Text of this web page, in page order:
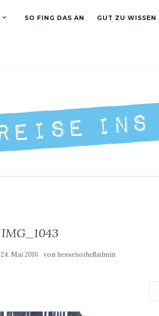
SO FING DAS AN GUT ZU WISSEN
IMG_1043
24. Mai 2016 von hessenorhelladmin